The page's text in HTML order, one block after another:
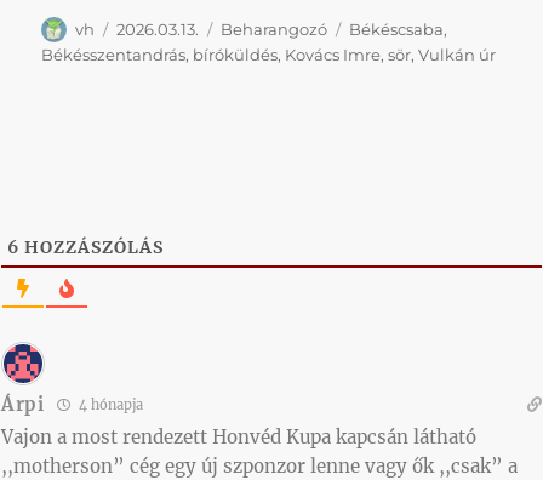
Szerző
vh Közzétéve
2026.03.13. Kategória
Beharangozó Címke
Békéscsaba,
Békésszentandrás, bíróküldés, Kovács Imre,sör,Vulkán úr
6 HOZZÁSZÓLÁS
Árpi 4 hónapja
Vajon a most rendezett Honvéd Kupa kapcsán látható
,,motherson” cég egy új szponzor lenne vagy ők ,,csak” a